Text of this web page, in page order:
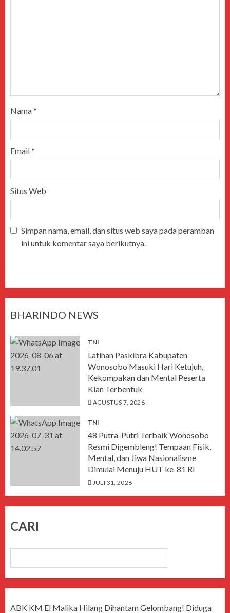
Nama*
Email*
Situs Web
Simpan nama, email, dan situs web saya pada peramban
ini untuk komentar saya berikutnya.
BHARINDO NEWS
TNI
Latihan Paskibra Kabupaten
Wonosobo Masuki Hari Ketujuh,
Kekompakan dan Mental Peserta
Kian Terbentuk
AGUSTUS 7, 2026
TNI
48 Putra-Putri Terbaik Wonosobo
Resmi Digembleng! Tempaan Fisik,
Mental, dan Jiwa Nasionalisme
Dimulai Menuju HUT ke-81 RI
JULI 31, 2026
CARI
ABK KM El Malika Hilang Dihantam Gelombang! Diduga